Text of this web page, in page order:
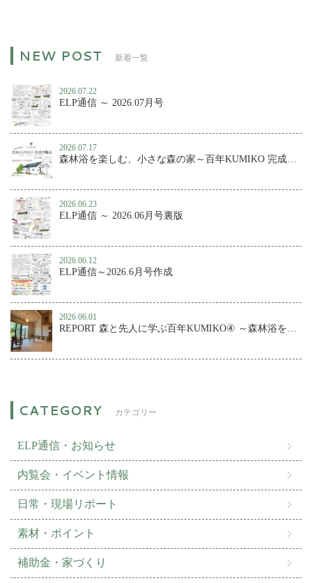
新着一覧
2026.07.22
ELP通信 ～ 2026.07月号
2026.07.17
2026.06.23
ELP通信 ～ 2026.06月号裏版
2026.06.12
ELP通信～2026.6月号作成
2026.06.01
カテゴリー
ELP通信・お知らせ
内覧会・イベント情報
日常・現場リポート
素材・ポイント
補助金・家づくり